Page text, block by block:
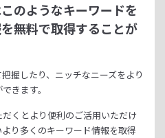
のようなキーワードを
無料で取得することが
握したり、 ニッチなニーズをより
きます。
くとより便利のご活用いただけ
り多くのキーワード情報を取得